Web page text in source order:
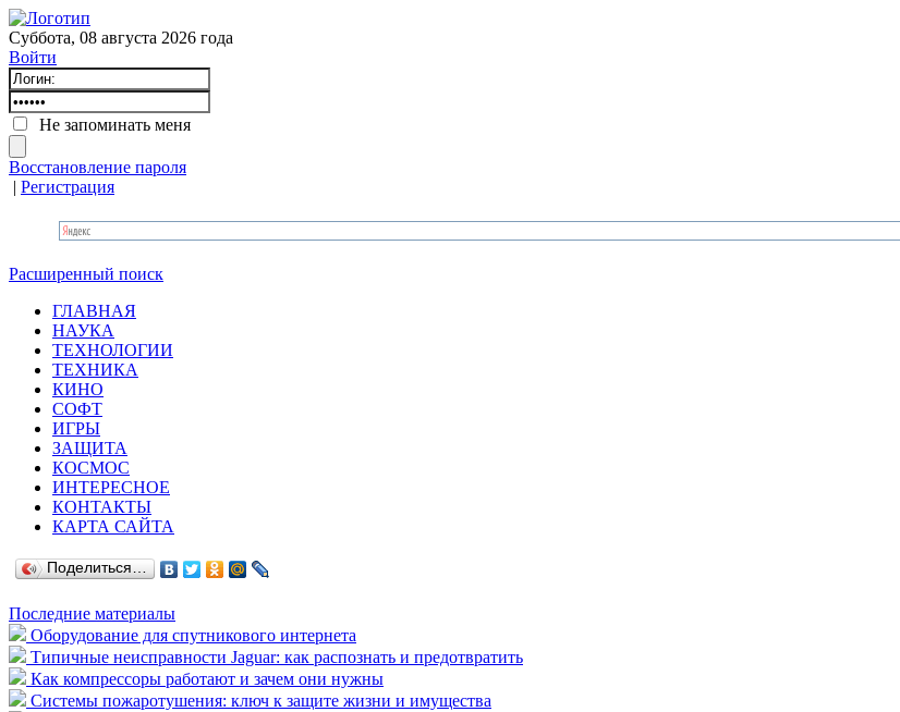
Суббота, 08 августа 2026 года
Войти
Не запоминать меня
Восстановление пароля
| Регистрация
Расширенный поиск
ГЛАВНАЯ
НАУКА
ТЕХНОЛОГИИ
ТЕХНИКА
КИНО
СОФТ
ИГРЫ
ЗАЩИТА
КОСМОС
ИНТЕРЕСНОЕ
КОНТАКТЫ
КАРТА САЙТА
Поделиться…
Последние материалы
Оборудование для спутникового интернета
Типичные неисправности Jaguar: как распознать и предотвратить
Как компрессоры работают и зачем они нужны
Системы пожаротушения: ключ к защите жизни и имущества